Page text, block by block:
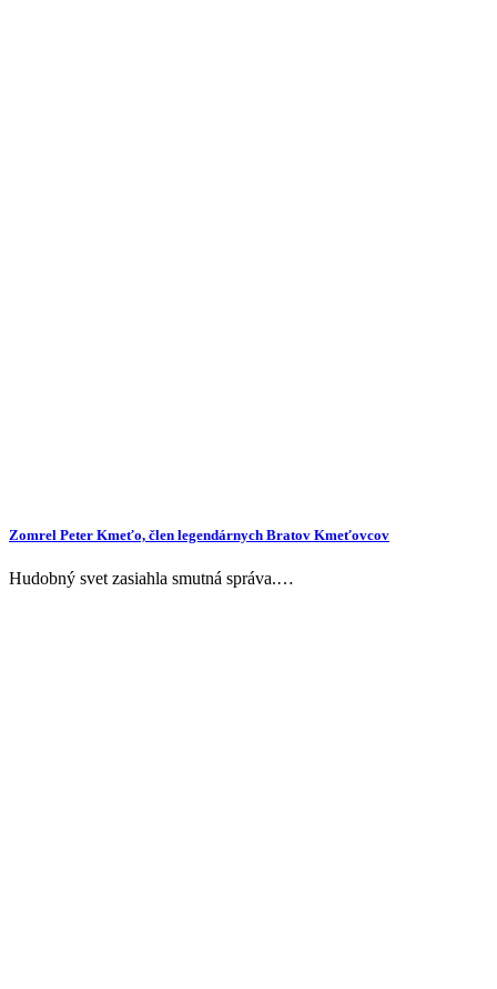
Zomrel Peter Kmeťo, člen legendárnych Bratov Kmeťovcov
Hudobný svet zasiahla smutná správa.…